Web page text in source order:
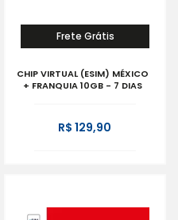
Frete Grátis
CHIP VIRTUAL (ESIM) MÉXICO
+ FRANQUIA 10GB - 7 DIAS
R$ 129,90